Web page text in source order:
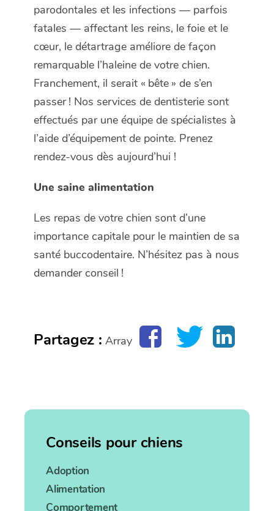
parodontales et les infections — parfois
fatales — affectant les reins, le foie et le
cœur, le détartrage améliore de façon
remarquable l’haleine de votre chien.
Franchement, il serait « bête » de s’en
passer ! Nos services de dentisterie sont
effectués par une équipe de spécialistes à
l’aide d’équipement de pointe. Prenez
rendez-vous dès aujourd’hui !
Une saine alimentation
Les repas de votre chien sont d’une
importance capitale pour le maintien de sa
santé buccodentaire. N’hésitez pas à nous
demander conseil !
Partagez : Array
Conseils pour chiens
Adoption
Alimentation
Comportement